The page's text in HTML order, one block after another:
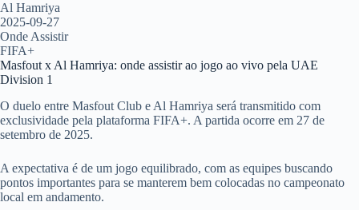
Al Hamriya
2025-09-27
Onde Assistir
FIFA+
Masfout x Al Hamriya: onde assistir ao jogo ao vivo pela UAE
Division 1
O duelo entre Masfout Club e Al Hamriya será transmitido com
exclusividade pela plataforma FIFA+. A partida ocorre em 27 de
setembro de 2025.
A expectativa é de um jogo equilibrado, com as equipes buscando
pontos importantes para se manterem bem colocadas no campeonato
local em andamento.